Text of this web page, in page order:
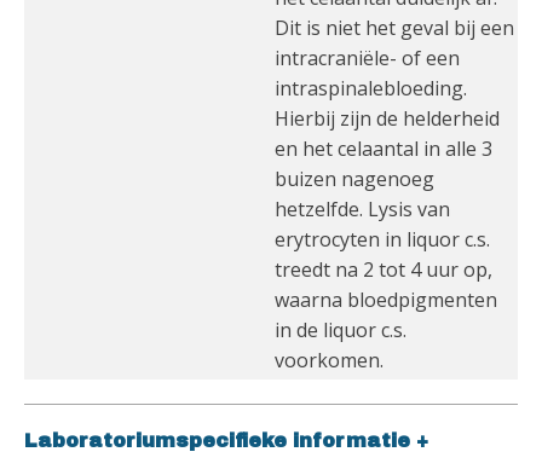
Dit is niet het geval bij een
intracraniële- of een
intraspinalebloeding.
Hierbij zijn de helderheid
en het celaantal in alle 3
buizen nagenoeg
hetzelfde. Lysis van
erytrocyten in liquor c.s.
treedt na 2 tot 4 uur op,
waarna bloedpigmenten
in de liquor c.s.
voorkomen.
Laboratoriumspecifieke informatie +